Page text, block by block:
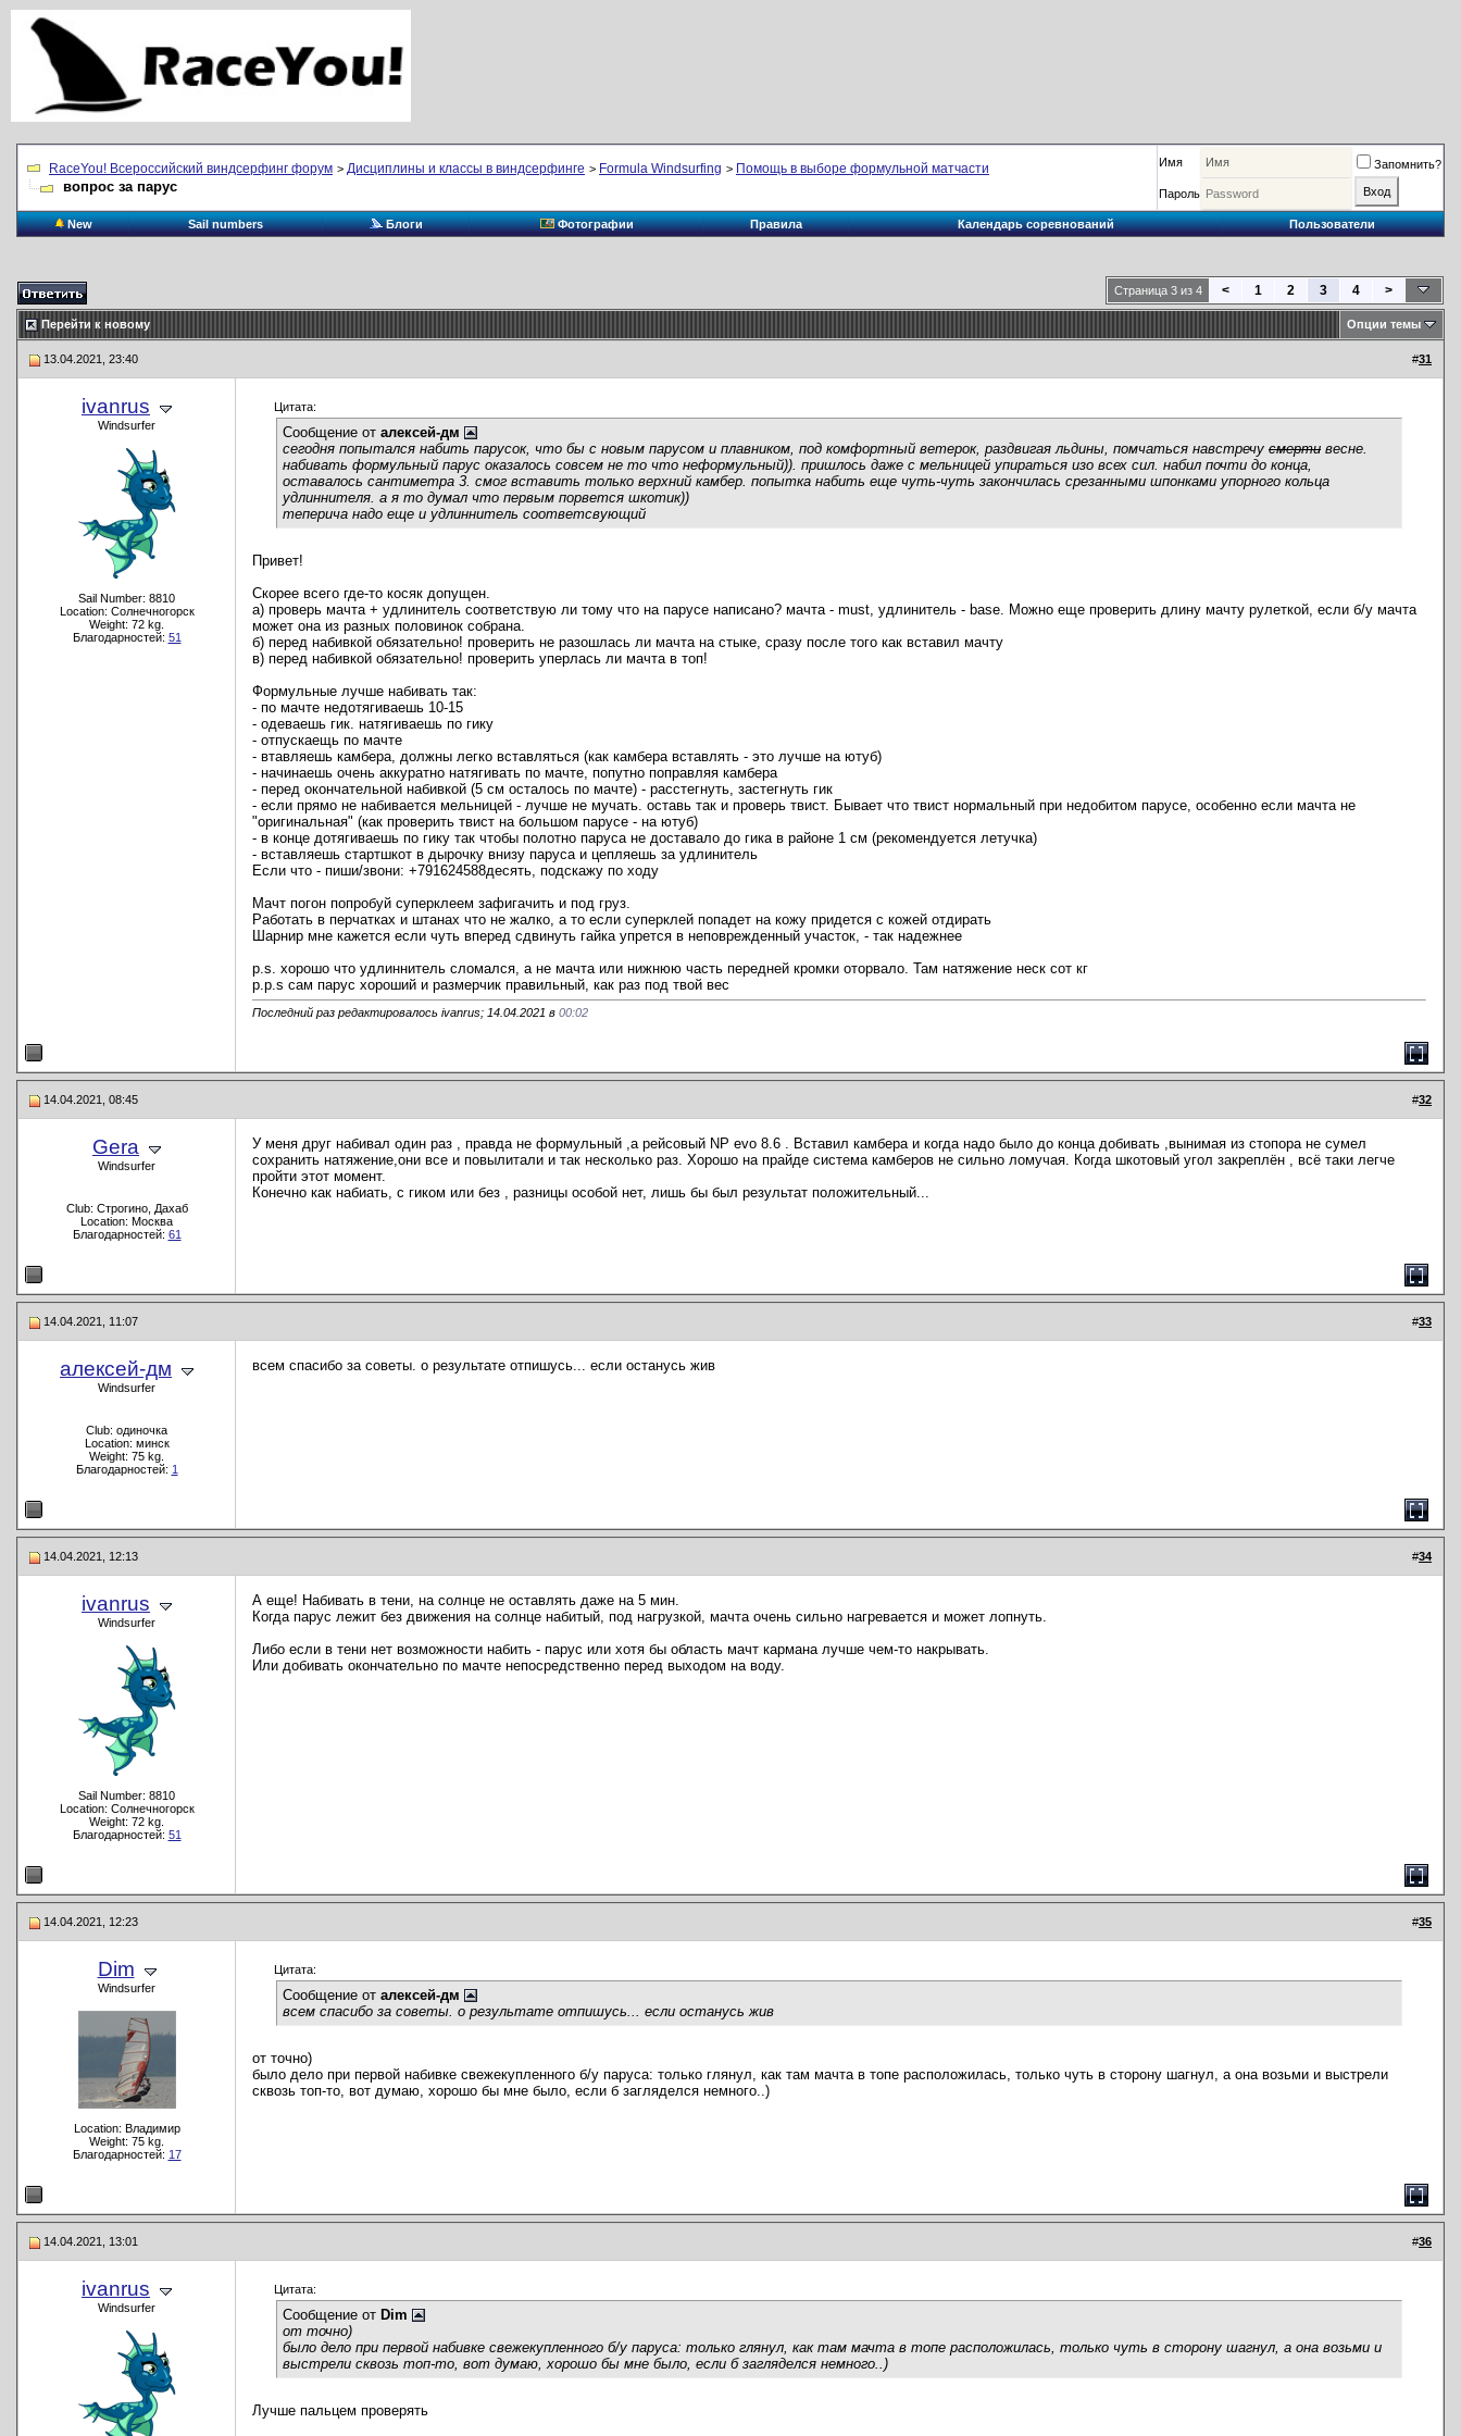
RaceYou! Всероссийский виндсерфинг форум > Дисциплины и классы в виндсерфинге > Formula Windsurfing > Помощь в выборе формульной матчасти
вопрос за парус
Имя Запомнить?
Пароль
New Sail numbers Блоги Фотографии Правила Календарь соревнований Пользователи
Страница 3 из 4 < 1 2 3 4 >
Перейти к новому Опции темы
13.04.2021, 23:40 #31
ivanrus
Windsurfer
Sail Number: 8810
Location: Солнечногорск
Weight: 72 kg.
Благодарностей: 51
Цитата:
Сообщение от алексей-дм
сегодня попытался набить парусок, что бы с новым парусом и плавником, под комфортный ветерок, раздвигая льдины, помчаться навстречу смерти весне.
набивать формульный парус оказалось совсем не то что неформульный)). пришлось даже с мельницей упираться изо всех сил. набил почти до конца,
оставалось сантиметра 3. смог вставить только верхний камбер. попытка набить еще чуть-чуть закончилась срезанными шпонками упорного кольца
удлиннителя. а я то думал что первым порвется шкотик))
теперича надо еще и удлиннитель соответсвующий
Привет!
Скорее всего где-то косяк допущен.
а) проверь мачта + удлинитель соответствую ли тому что на парусе написано? мачта - must, удлинитель - base. Можно еще проверить длину мачту рулеткой, если б/у мачта
может она из разных половинок собрана.
б) перед набивкой обязательно! проверить не разошлась ли мачта на стыке, сразу после того как вставил мачту
в) перед набивкой обязательно! проверить уперлась ли мачта в топ!
Формульные лучше набивать так:
- по мачте недотягиваешь 10-15
- одеваешь гик. натягиваешь по гику
- отпускаещь по мачте
- втавляешь камбера, должны легко вставляться (как камбера вставлять - это лучше на ютуб)
- начинаешь очень аккуратно натягивать по мачте, попутно поправляя камбера
- перед окончательной набивкой (5 см осталось по мачте) - расстегнуть, застегнуть гик
- если прямо не набивается мельницей - лучше не мучать. оставь так и проверь твист. Бывает что твист нормальный при недобитом парусе, особенно если мачта не
"оригинальная" (как проверить твист на большом парусе - на ютуб)
- в конце дотягиваешь по гику так чтобы полотно паруса не доставало до гика в районе 1 см (рекомендуется летучка)
- вставляешь стартшкот в дырочку внизу паруса и цепляешь за удлинитель
Если что - пиши/звони: +791624588десять, подскажу по ходу
Мачт погон попробуй суперклеем зафигачить и под груз.
Работать в перчатках и штанах что не жалко, а то если суперклей попадет на кожу придется с кожей отдирать
Шарнир мне кажется если чуть вперед сдвинуть гайка упрется в неповрежденный участок, - так надежнее
p.s. хорошо что удлиннитель сломался, а не мачта или нижнюю часть передней кромки оторвало. Там натяжение неск сот кг
p.p.s сам парус хороший и размерчик правильный, как раз под твой вес
Последний раз редактировалось ivanrus; 14.04.2021 в 00:02
14.04.2021, 08:45 #32
Gera
Windsurfer
Club: Строгино, Дахаб
Location: Москва
Благодарностей: 61
У меня друг набивал один раз , правда не формульный ,а рейсовый NP evo 8.6 . Вставил камбера и когда надо было до конца добивать ,вынимая из стопора не сумел
сохранить натяжение,они все и повылитали и так несколько раз. Хорошо на прайде система камберов не сильно ломучая. Когда шкотовый угол закреплён , всё таки легче
пройти этот момент.
Конечно как набиать, с гиком или без , разницы особой нет, лишь бы был результат положительный...
14.04.2021, 11:07 #33
алексей-дм
Windsurfer
Club: одиночка
Location: минск
Weight: 75 kg.
Благодарностей: 1
всем спасибо за советы. о результате отпишусь... если останусь жив
14.04.2021, 12:13 #34
ivanrus
Windsurfer
Sail Number: 8810
Location: Солнечногорск
Weight: 72 kg.
Благодарностей: 51
А еще! Набивать в тени, на солнце не оставлять даже на 5 мин.
Когда парус лежит без движения на солнце набитый, под нагрузкой, мачта очень сильно нагревается и может лопнуть.
Либо если в тени нет возможности набить - парус или хотя бы область мачт кармана лучше чем-то накрывать.
Или добивать окончательно по мачте непосредственно перед выходом на воду.
14.04.2021, 12:23 #35
Dim
Windsurfer
Location: Владимир
Weight: 75 kg.
Благодарностей: 17
Цитата:
Сообщение от алексей-дм
всем спасибо за советы. о результате отпишусь... если останусь жив
от точно)
было дело при первой набивке свежекупленного б/у паруса: только глянул, как там мачта в топе расположилась, только чуть в сторону шагнул, а она возьми и выстрели
сквозь топ-то, вот думаю, хорошо бы мне было, если б загляделся немного..)
14.04.2021, 13:01 #36
ivanrus
Windsurfer
Цитата:
Сообщение от Dim
от точно)
было дело при первой набивке свежекупленного б/у паруса: только глянул, как там мачта в топе расположилась, только чуть в сторону шагнул, а она возьми и
выстрели сквозь топ-то, вот думаю, хорошо бы мне было, если б загляделся немного..)
Лучше пальцем проверять